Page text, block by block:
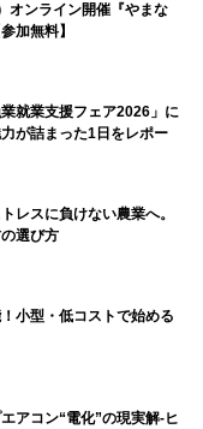
オンライン開催『やまな
加無料】
就業支援フェア2026」に
が詰まった1日をレポー
レスに負けない農業へ。
選び方
小型・低コストで始める
アコン“電化”の現実解-ヒ